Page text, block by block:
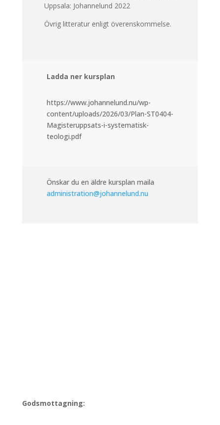
Uppsala: Johannelund 2022
Övrig litteratur enligt överenskommelse.
Ladda ner kursplan
https://www.johannelund.nu/wp-
content/uploads/2026/03/Plan-ST0404-
Magisteruppsats-i-systematisk-
teologi.pdf
Önskar du en äldre kursplan maila
administration@johannelund.nu
Godsmottagning: